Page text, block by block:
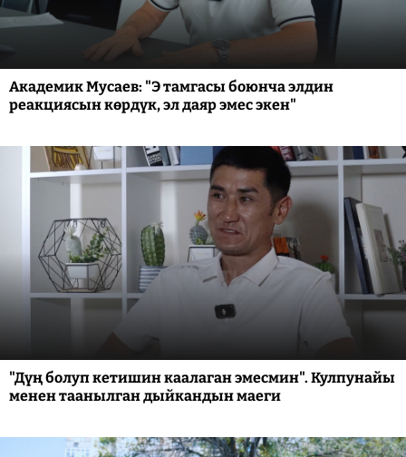
Академик Мусаев: "Э тамгасы боюнча элдин
реакциясын көрдүк, эл даяр эмес экен"
"Дүң болуп кетишин каалаган эмесмин". Кулпунайы
менен таанылган дыйкандын маеги